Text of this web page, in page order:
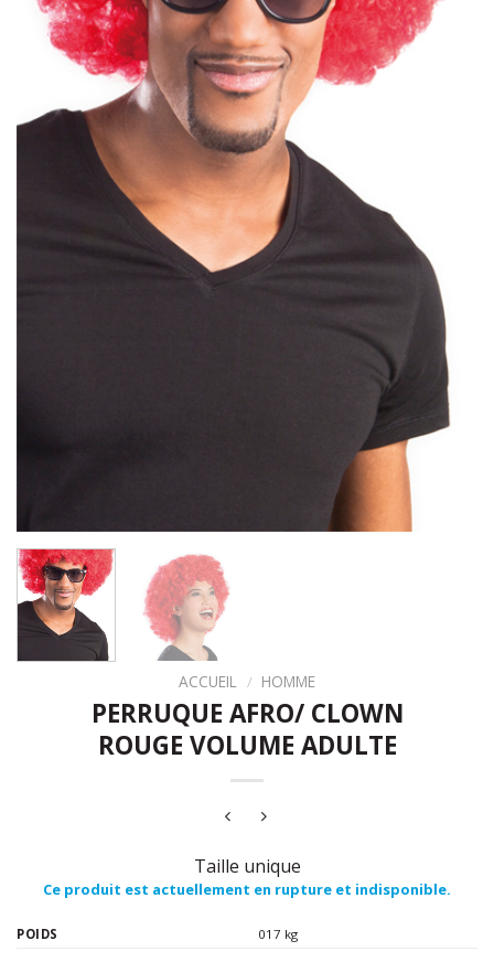
ACCUEIL / HOMME
PERRUQUE AFRO/ CLOWN
ROUGE VOLUME ADULTE
Taille unique
Ce produit est actuellement en rupture et indisponible.
POIDS 017 kg